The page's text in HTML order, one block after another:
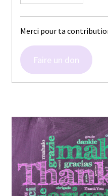
Merci pour ta
Faire un don